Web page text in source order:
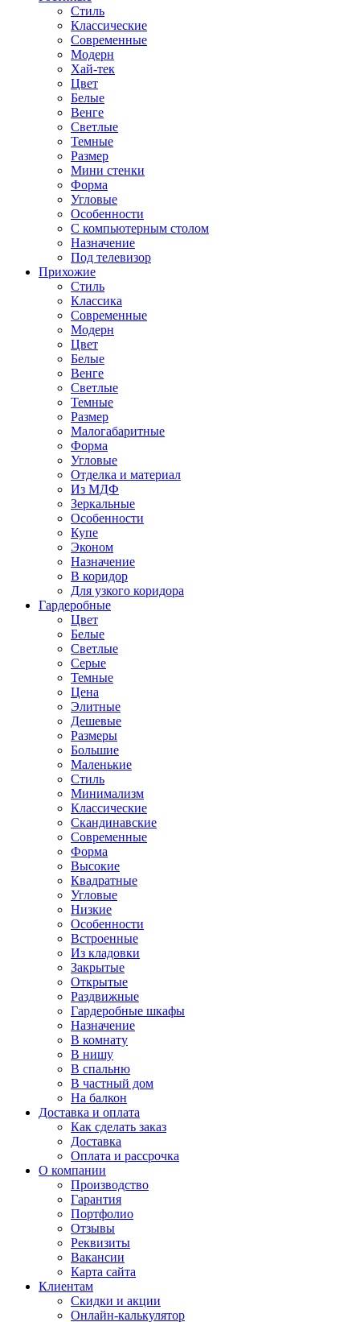
Стиль
Классические
Современные
Модерн
Хай-тек
Цвет
Белые
Венге
Светлые
Темные
Размер
Мини стенки
Форма
Угловые
Особенности
С компьютерным столом
Назначение
Под телевизор
Прихожие
Стиль
Классика
Современные
Модерн
Цвет
Белые
Венге
Светлые
Темные
Размер
Малогабаритные
Форма
Угловые
Отделка и материал
Из МДФ
Зеркальные
Особенности
Купе
Эконом
Назначение
В коридор
Для узкого коридора
Гардеробные
Цвет
Белые
Светлые
Серые
Темные
Цена
Элитные
Дешевые
Размеры
Большие
Маленькие
Стиль
Минимализм
Классические
Скандинавские
Современные
Форма
Высокие
Квадратные
Угловые
Низкие
Особенности
Встроенные
Из кладовки
Закрытые
Открытые
Раздвижные
Гардеробные шкафы
Назначение
В комнату
В нишу
В спальню
В частный дом
На балкон
Доставка и оплата
Как сделать заказ
Доставка
Оплата и рассрочка
О компании
Производство
Гарантия
Портфолио
Отзывы
Реквизиты
Вакансии
Карта сайта
Клиентам
Скидки и акции
Онлайн-калькулятор